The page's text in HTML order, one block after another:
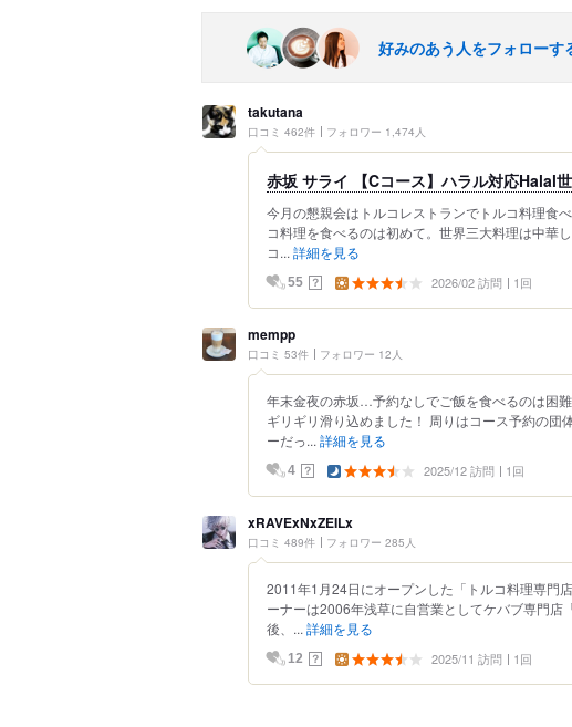
好みのあう人をフォローす
takutana
口コミ 462件 フォロワー 1,474人
赤坂 サライ 【Cコース】ハラル対応Halal
今月の懇親会はトルコレストランでトルコ料理食
コ料理を食べるのは初めて。世界三大料理は中華
コ... 詳細を見る
55 ？ 2026/02 訪問 1回
mempp
口コミ 53件 フォロワー 12人
年末金夜の赤坂…予約なしでご飯を食べるのは困
ギリギリ滑り込めました！ 周りはコース予約の団
ーだっ... 詳細を見る
4 ？ 2025/12 訪問 1回
xRAVExNxZEILx
口コミ 489件 フォロワー 285人
2011年1月24日にオープンした「トルコ料理専門
ーナーは2006年浅草に自営業としてケバブ専門店
後、... 詳細を見る
12 ？ 2025/11 訪問 1回